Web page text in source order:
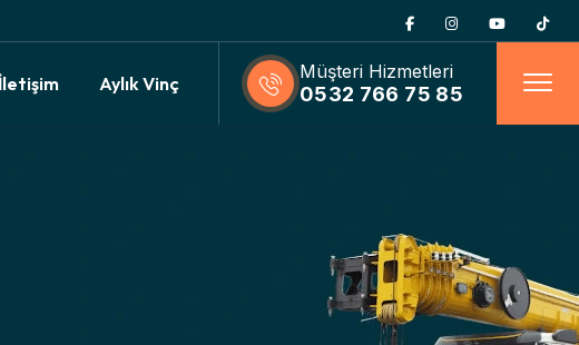
İletişim Aylık Vinç
Müşteri Hizmetleri
0532 766 75 85